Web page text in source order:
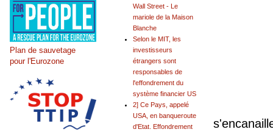
Wall Street - Le
mariole de la Maison
Blanche
Selon le MIT, les
investisseurs
étrangers sont
responsables de
l'effondrement du
système financier US
2] Ce Pays, appelé
USA, en banqueroute
d'Etat. Effondrement
Plan de sauvetage
pour l'Eurozone